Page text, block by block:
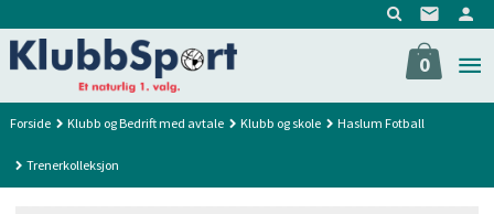
til
innholdet
0
Forside Klubb og Bedrift med avtale Klubb og skole Haslum Fotball
Trenerkolleksjon